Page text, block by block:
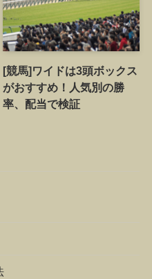
[競馬]ワイドは3頭ボックス
がおすすめ！人気別の勝
率、配当で検証